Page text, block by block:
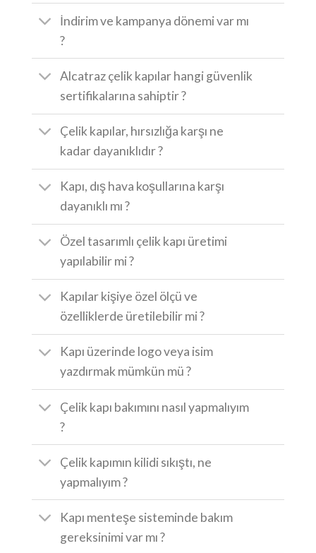
İndirim ve kampanya dönemi var mı
?
Alcatraz çelik kapılar hangi güvenlik
sertifikalarına sahiptir ?
Çelik kapılar, hırsızlığa karşı ne
kadar dayanıklıdır ?
Kapı, dış hava koşullarına karşı
dayanıklı mı ?
Özel tasarımlı çelik kapı üretimi
yapılabilir mi ?
Kapılar kişiye özel ölçü ve
özelliklerde üretilebilir mi ?
Kapı üzerinde logo veya isim
yazdırmak mümkün mü ?
Çelik kapı bakımını nasıl yapmalıyım
?
Çelik kapımın kilidi sıkıştı, ne
yapmalıyım ?
Kapı menteşe sisteminde bakım
gereksinimi var mı ?